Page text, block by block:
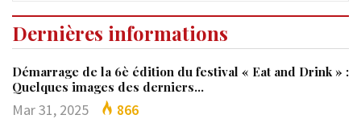
Dernières informations
Démarrage de la 6è édition du festival « Eat and Drink » :
Quelques images des derniers…
Mar 31, 2025 866